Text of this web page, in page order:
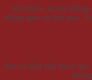
Hộp thuốc lá này không
không gian và thời gian.
Bạn lo lắng hộp thuốc